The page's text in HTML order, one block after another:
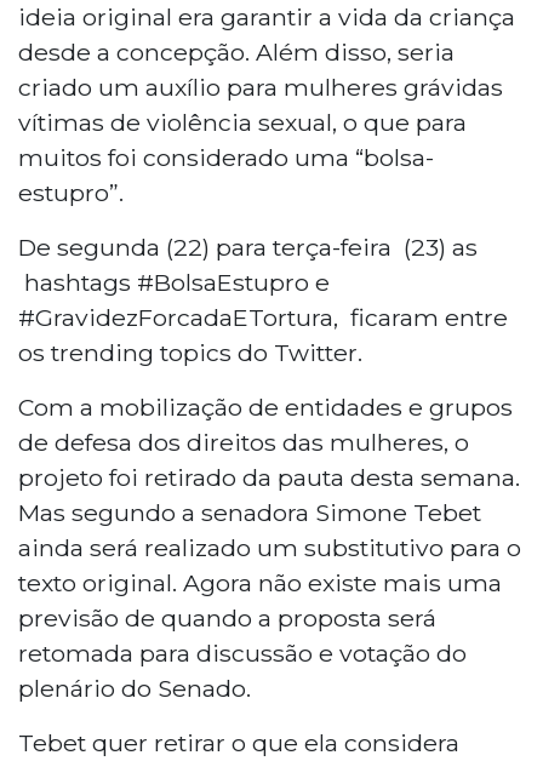
ideia original era garantir a vida da criança
desde a concepção. Além disso, seria
criado um auxílio para mulheres grávidas
vítimas de violência sexual, o que para
muitos foi considerado uma “bolsa-
estupro”.
De segunda (22) para terça-feira (23) as
hashtags #BolsaEstupro e
#GravidezForcadaETortura, ficaram entre
os trending topics do Twitter.
Com a mobilização de entidades e grupos
de defesa dos direitos das mulheres, o
projeto foi retirado da pauta desta semana.
Mas segundo a senadora Simone Tebet
ainda será realizado um substitutivo para o
texto original. Agora não existe mais uma
previsão de quando a proposta será
retomada para discussão e votação do
plenário do Senado.
Tebet quer retirar o que ela considera